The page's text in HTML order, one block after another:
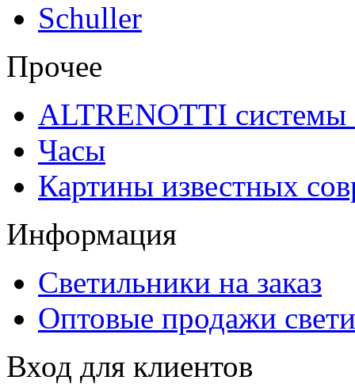
Schuller
Прочее
ALTRENOTTI системы
Часы
Картины известных
Информация
Светильники на заказ
Оптовые продажи
Вход для клиентов